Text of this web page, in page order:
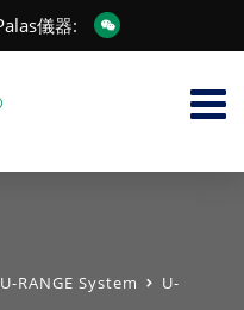
儀器:
U-RANGE System
U-